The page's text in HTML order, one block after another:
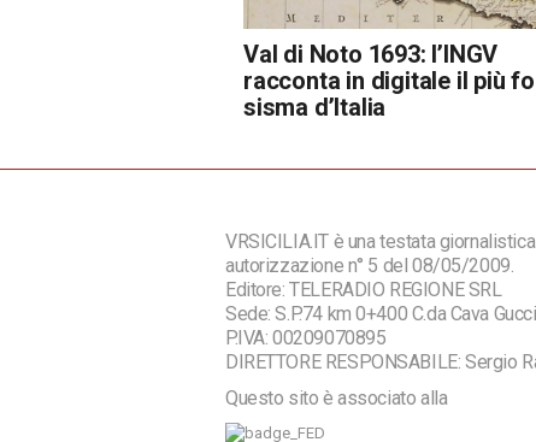
Val di Noto 1693: l’INGV
racconta in digitale il più
sisma d’Italia
VRSICILIA.IT è una testata
autorizzazione n° 5 del 08/05/2009.
Editore: TELERADIO REGIONE SRL
Sede: S.P.74 km 0+400 C.da Cava
P.IVA: 00209070895
DIRETTORE RESPONSABILE: Sergio
Questo sito è associato alla